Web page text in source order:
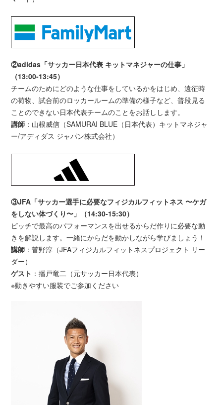
②adidas「サッカー日本代表 キットマネジャーの仕事」
（13:00-13:45）
チームのためにどのような仕事をしているかをはじめ、遠征時
の荷物、試合前のロッカールームの準備の様子など、普段見る
ことのできない日本代表チームのことをお話しします。
講師 ：山根威信（SAMURAI BLUE（日本代表）キットマネジャ
ー/アディダス ジャパン株式会社）
③JFA「サッカー選手に必要なフィジカルフィットネス 〜ケガ
をしない体づくり〜」（14:30-15:30）
ピッチで最高のパフォーマンスを出せるからだ作りに必要な動
きを解説します。一緒にからだを動かしながら学びましょう！
講師 ：菅野淳（JFAフィジカルフィットネスプロジェクト リー
ダー）
ゲスト ：播戸竜二（元サッカー日本代表）
※動きやすい服装でご参加ください